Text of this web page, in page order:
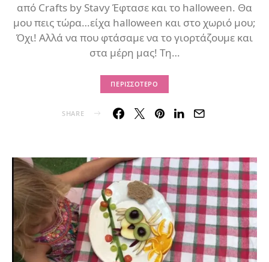
από Crafts by Stavy Έφτασε και το halloween. Θα
μου πεις τώρα…είχα halloween και στο χωριό μου;
Όχι! Αλλά να που φτάσαμε να το γιορτάζουμε και
στα μέρη μας! Τη…
ΠΕΡΙΣΣΌΤΕΡΟ
SHARE